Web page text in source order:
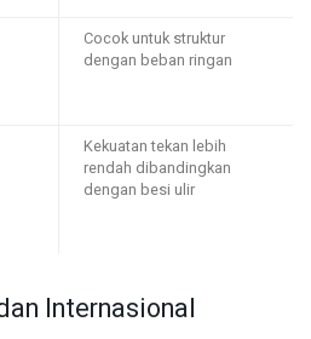
Cocok untuk struktur
dengan beban ringan
Kekuatan tekan lebih
rendah dibandingkan
dengan besi ulir
Internasional